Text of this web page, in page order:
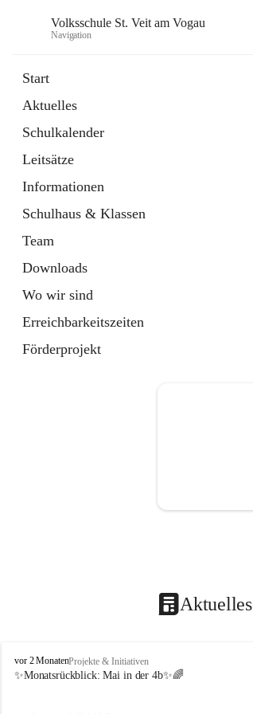
Volksschule St. Veit am Vogau
Navigation
Start
Aktuelles
Schulkalender
Leitsätze
Informationen
Schulhaus & Klassen
Team
Downloads
Wo wir sind
Erreichbarkeitszeiten
Förderprojekt
Aktuelles
V
o
vor 2 MonatenProjekte & Initiativen
✨Monatsrückblick: Mai in der 4b✨🌈